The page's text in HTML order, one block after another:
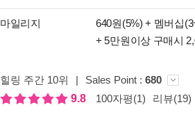
종이책의
미리보기
입니다.
마일리지 640원(5%) + 멤버십
+ 5만원이상 구매시
힐링 주간 10위 | Sales Point : 680
9.8
100자평(1) 리뷰(19)